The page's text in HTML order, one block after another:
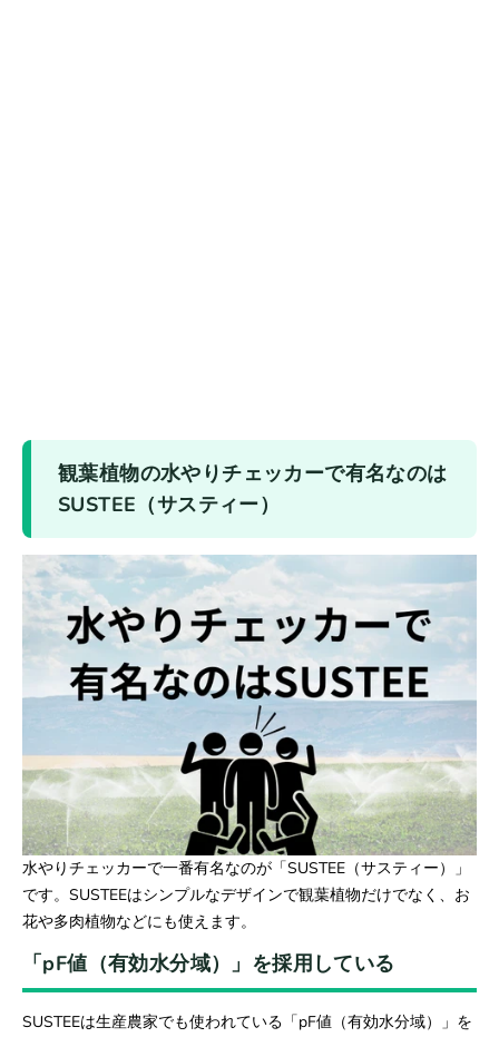
観葉植物の水やりチェッカーで有名なのは
SUSTEE（サスティー）
水やりチェッカーで一番有名なのが「SUSTEE（サスティー）」
です。SUSTEEはシンプルなデザインで観葉植物だけでなく、お
花や多肉植物などにも使えます。
「pF値（有効水分域）」を採用している
SUSTEEは生産農家でも使われている「pF値（有効水分域）」を